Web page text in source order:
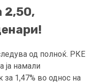
2,50,
од полноќ. РКЕ
ја намали
1,47% во однос на